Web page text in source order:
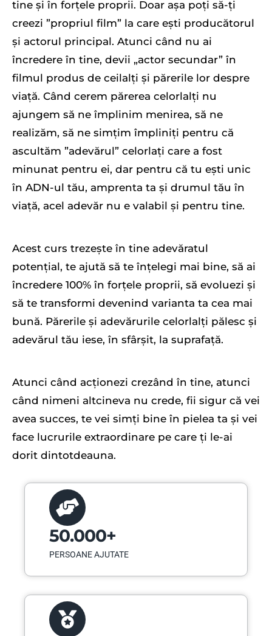
tine și în forțele proprii. Doar așa poți să-ți
creezi ”propriul film” la care ești producătorul
și actorul principal. Atunci când nu ai
încredere în tine, devii „actor secundar” în
filmul produs de ceilalți și părerile lor despre
viață. Când cerem părerea celorlalți nu
ajungem să ne împlinim menirea, să ne
realizăm, să ne simțim împliniți pentru că
ascultăm ”adevărul” celorlați care a fost
minunat pentru ei, dar pentru că tu ești unic
în ADN-ul tău, amprenta ta și drumul tău în
viață, acel adevăr nu e valabil și pentru tine.
Acest curs trezește în tine adevăratul
potențial, te ajută să te înțelegi mai bine, să ai
încredere 100% în forțele proprii, să evoluezi și
să te transformi devenind varianta ta cea mai
bună. Părerile și adevărurile celorlalți pălesc și
adevărul tău iese, în sfârșit, la suprafață.
Atunci când acționezi crezând în tine, atunci
când nimeni altcineva nu crede, fii sigur că vei
avea succes, te vei simți bine în pielea ta și vei
face lucrurile extraordinare pe care ți le-ai
dorit dintotdeauna.
50.000+
PERSOANE AJUTATE